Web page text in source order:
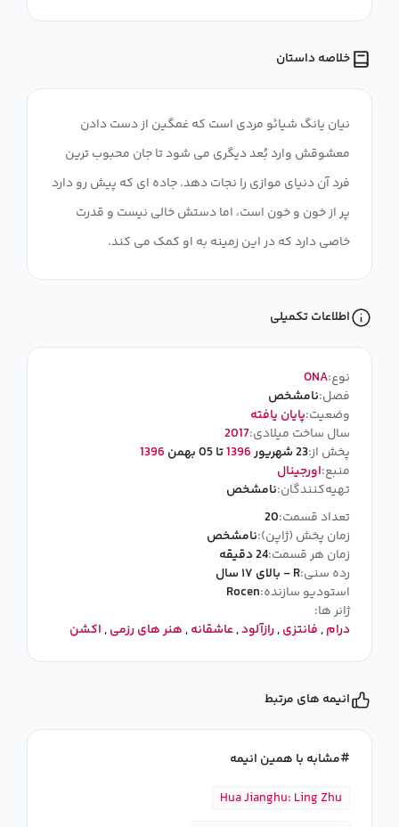
خلاصه داستان
نیان یانگ شیائو مردی است که غمگین از دست دادن
معشوقش وارد بُعد دیگری می شود تا جان محبوب ترین
فرد آن دنیای موازی را نجات دهد. جاده ای که پیش رو دارد
پر از خون و خون است، اما دستش خالی نیست و قدرت
خاصی دارد که در این زمینه به او کمک می کند.
اطلاعات تکمیلی
نوع:ONA
فصل:نامشخص
وضعیت:پایان یافته
سال ساخت میلادی:2017
پخش از:23 شهریور 1396تا 05 بهمن
1396
منبع:اورجینال
تهیه‌کنندگان:نامشخص
تعداد قسمت:20
زمان پخش (ژاپن):نامشخص
زمان هر قسمت:24 دقیقه
رده سنی:R - بالای ۱۷ سال
استودیو سازنده:Rocen
ژانر ها:
درام,فانتزی,رازآلود,عاشقانه,هنر های رزمی,اکشن
انیمه های مرتبط
مشابه با همین انیمه
Hua Jianghu: Ling Zhu